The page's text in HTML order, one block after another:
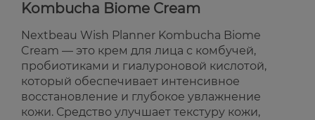
Kombucha Biome Cream
Nextbeau Wish Planner Kombucha Biome
Cream — это крем для лица с комбучей,
пробиотиками и гиалуроновой кислотой,
который обеспечивает интенсивное
восстановление и глубокое увлажнение
кожи. Средство улучшает текстуру кожи,